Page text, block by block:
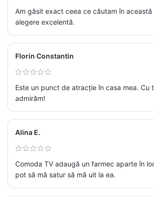
Am găsit exact ceea ce căutam în această
alegere excelentă.
Florin Constantin
Este un punct de atracție în casa mea. Cu
admirăm!
Alina E.
Comoda TV adaugă un farmec aparte în
pot să mă satur să mă uit la ea.